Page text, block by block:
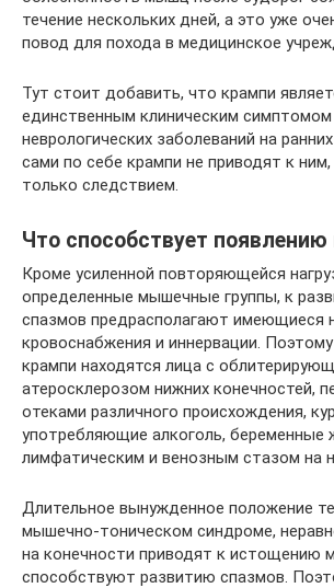
течение нескольких дней, а это уже
повод для похода в медицинское
Тут стоит добавить, что крампи
единственным клиническим
неврологических заболеваний на
сами по себе крампи не приводят к
только следствием.
Что способствует
Кроме усиленной повторяющейся
определенные мышечные группы, к
спазмов предрасполагают имеющиеся
кровоснабжения и иннервации.
крампи находятся лица с
атеросклерозом нижних конечностей,
отеками различного происхождения,
употребляющие алкоголь, беременные
лимфатическим и венозным стазом на
Длительное вынужденное положение
мышечно-тоническом синдроме,
на конечности приводят к истощению
способствуют развитию спазмов.